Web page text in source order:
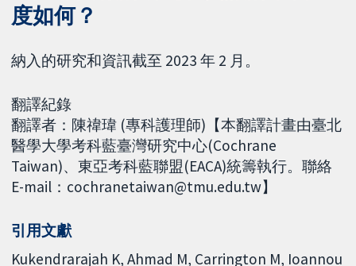
度如何？
納入的研究和資訊截至 2023 年 2 月。
翻譯紀錄
翻譯者：陳禕瑋 (專科護理師)【本翻譯計畫由臺北
醫學大學考科藍臺灣研究中心(Cochrane
Taiwan)、東亞考科藍聯盟(EACA)統籌執行。聯絡
E-mail：cochranetaiwan@tmu.edu.tw】
引用文獻
Kukendrarajah K, Ahmad M, Carrington M, Ioannou